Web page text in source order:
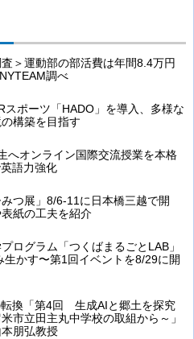
＞運動部の部活費は年間8.4万円
調べ
スポーツ「HADO」を導入、多様な
構築を目指す
へオンライン国際交流授業を本格
語力強化
つ展」8/6-11に日本橋三越で開
紙の工夫を紹介
ログラム「つくばまるごとLAB」
かす〜第1回イベントを8/29に開
換「第4回 生成AIと郷土を探究
市立田主丸中学校の取組から～」
朋弘教授